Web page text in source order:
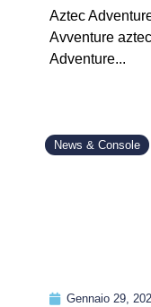
Aztec
Avventure
Adventure...
News & Console
Gennaio 29,